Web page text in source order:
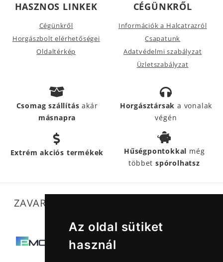
Az oldal sütiket
használ
HASZNOS LINKEK
Cégünkről
Horgászbolt elérhetőségei
Oldaltérkép
CÉGÜNKRŐL
Információk a Halcatrazról
Csapatunk
Adatvédelmi szabályzat
Üzletszabályzat
Csomag szállításakár
másnapra
Horgásztársak a vonalak
végén
Extrém akciós termékek Hűségpontokkal még
többetspórolhatsz
ZAVARTALAN MŰKÖDÉSÜNKET SEGÍTIK